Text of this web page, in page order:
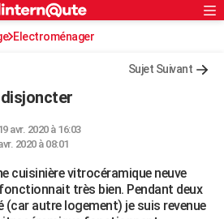
S'inscrire
Connexion
Electroménager
Sujet Suivant
avr. 2020 à 16:03
2020 à 08:01
cuisinière vitrocéramique neuve
fonctionnait très bien. Pendant deux
(car autre logement) je suis revenue